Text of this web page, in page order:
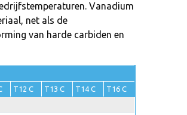
Vanadium
net als de
van harde carbiden en
T12 C T13 C T14 C
T16 C